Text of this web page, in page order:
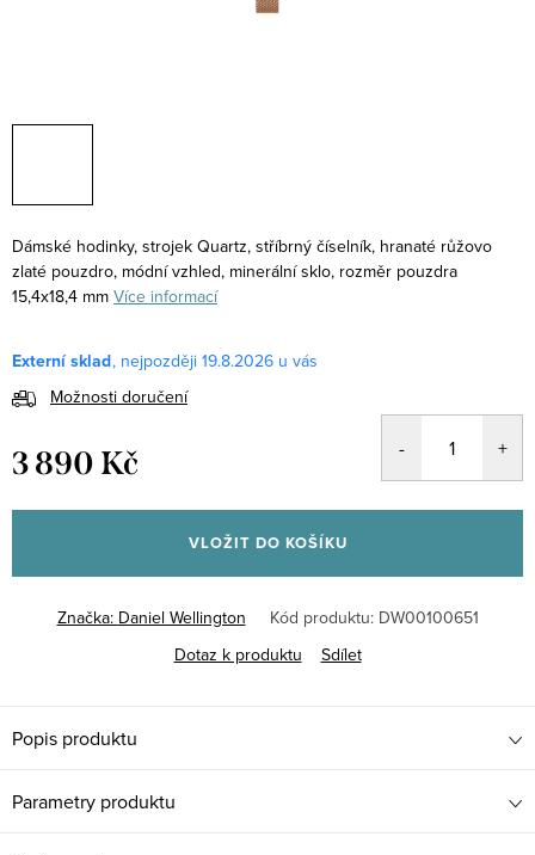
Dámské hodinky, strojek Quartz, stříbrný číselník, hranaté růžovo
zlaté pouzdro, módní vzhled, minerální sklo, rozměr pouzdra
15,4x18,4 mm Více informací
Externí sklad
19.8.2026
Možnosti doručení
3 890 Kč
cena:
VLOŽIT DO KOŠÍKU
Značka: Daniel Wellington Kód produktu: DW00100651
Dotaz k produktu
Sdílet
Popis produktu
Parametry produktu